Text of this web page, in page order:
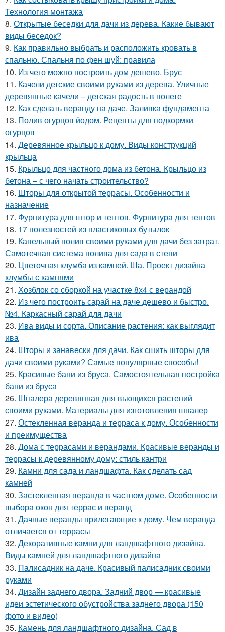
Технология монтажа
8. Открытые беседки для дачи из дерева. Какие бывают
виды беседок?
9. Как правильно выбрать и расположить кровать в
спальню. Спальня по фен шуй: правила
10. Из чего можно построить дом дешево. Брус
11. Качели детские своими руками из дерева. Уличные
деревянные качели – детская радость в полете
12. Как сделать веранду на даче. Заливка фундамента
13. Полив огурцов йодом. Рецепты для подкормки
огурцов
14. Деревянное крыльцо к дому. Виды конструкций
крыльца
15. Крыльцо для частного дома из бетона. Крыльцо из
бетона – с чего начать строительство?
16. Шторы для открытой террасы. Особенности и
назначение
17. Фурнитура для штор и тентов. Фурнитура для тентов
18. 17 полезностей из пластиковых бутылок
19. Капельный полив своими руками для дачи без затрат.
Самотечная система полива для сада в степи
20. Цветочная клумба из камней. Ша. Проект дизайна
клумбы с камнями
21. Хозблок со сборкой на участке 8х4 с верандой
22. Из чего построить сарай на даче дешево и быстро.
№4. Каркасный сарай для дачи
23. Ива виды и сорта. Описание растения: как выглядит
ива
24. Шторы и занавески для дачи. Как сшить шторы для
дачи своими руками? Самые популярные способы!
25. Красивые бани из бруса. Самостоятельная постройка
бани из бруса
26. Шпалера деревянная для вьющихся растений
своими руками. Материалы для изготовления шпалер
27. Остекленная веранда и терраса к дому. Особенности
и преимущества
28. Дома с террасами и верандами. Красивые веранды и
террасы к деревянному дому: стиль кантри
29. Камни для сада и ландшафта. Как сделать сад
камней
30. Застекленная веранда в частном доме. Особенности
выбора окон для террас и веранд
31. Дачные веранды прилегающие к дому. Чем веранда
отличается от террасы
32. Декоративные камни для ландшафтного дизайна.
Виды камней для ландшафтного дизайна
33. Палисадник на даче. Красивый палисадник своими
руками
34. Дизайн заднего двора. Задний двор — красивые
идеи эстетического обустройства заднего двора (150
фото и видео)
35. Камень для ландшафтного дизайна. Сад в